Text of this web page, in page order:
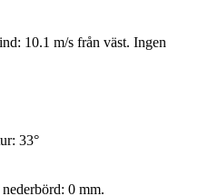
10.1 m/s från väst. Ingen